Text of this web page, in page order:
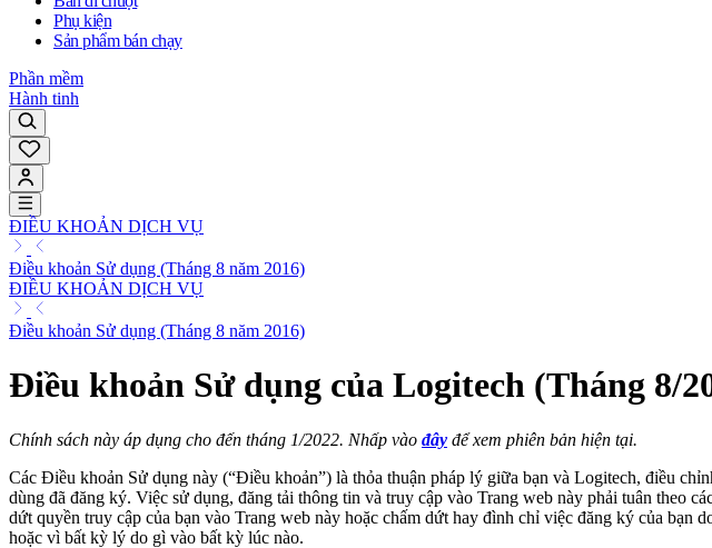
Phụ kiện
Sản phẩm bán chạy
Phần mềm
Hành tinh
ĐIỀU KHOẢN DỊCH VỤ
Điều khoản Sử dụng (Tháng 8 năm 2016)
ĐIỀU KHOẢN DỊCH VỤ
Điều khoản Sử dụng (Tháng 8 năm 2016)
Điều khoản Sử dụng của Logitech (Tháng 8/
Chính sách này áp dụng cho đến tháng 1/2022. Nhấp vào đây để xem phiên bản hiện tại.
Các Điều khoản Sử dụng này (“Điều khoản”) là thỏa thuận pháp lý giữa bạn và Logitech, điều
dùng đã đăng ký. Việc sử dụng, đăng tải thông tin và truy cập vào Trang web này phải tuân theo
dứt quyền truy cập của bạn vào Trang web này hoặc chấm dứt hay đình chỉ việc đăng ký của bạn
hoặc vì bất kỳ lý do gì vào bất kỳ lúc nào.